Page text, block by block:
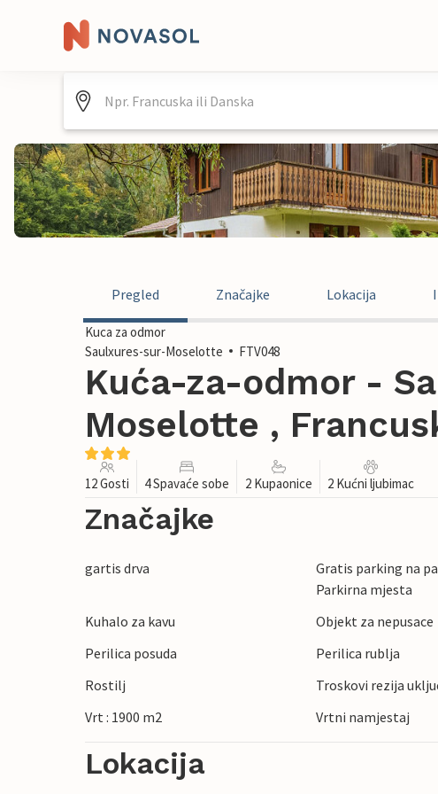
Pregled Značajke Lokacija
Kuca za odmor
Saulxures-sur-Moselotte
FTV048
Kuća-za-odmor -
Moselotte ,
12 Gosti 4 Spavaće sobe 2 Kupaonice 2 Kućni ljubimac
Značajke
gartis drva
Gratis parking na
Parkirna mjesta
Kuhalo za kavu Objekt za nepusace
Perilica posuda
Perilica rublja
Rostilj
Troskovi rezija
Vrt : 1900 m2
Vrtni namjestaj
Lokacija